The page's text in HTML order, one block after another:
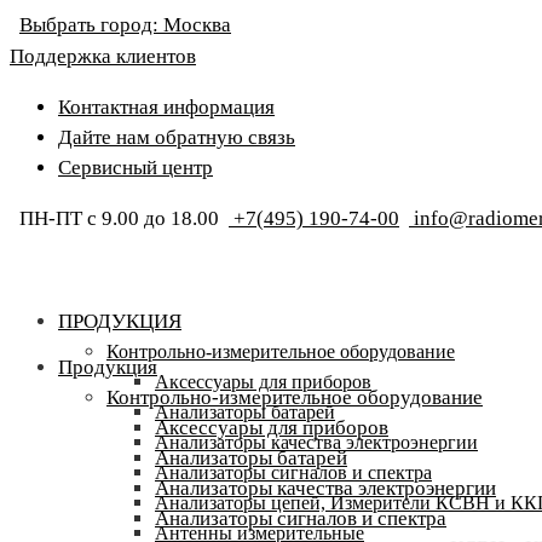
Выбрать город: Москва
Поддержка клиентов
Контактная информация
Дайте нам обратную связь
Сервисный центр
ПН-ПТ с 9.00 до 18.00 +7(495) 190-74-00
ПРОДУКЦИЯ
Контрольно-измерительное оборудование
Аксессуары для приборов
Анализаторы батарей
Анализаторы качества электроэнергии
Анализаторы сигналов и спектра
Анализаторы цепей, Измерители КСВН и
Антенны измерительные
Продукция
Контрольно-измерительное оборудование
Аксессуары для приборов
Анализаторы батарей
Анализаторы качества электроэнергии
Анализаторы сигналов и спектра